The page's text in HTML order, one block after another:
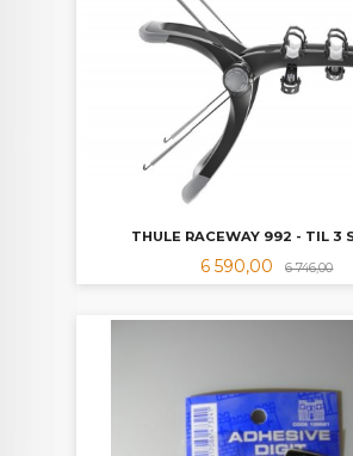
THULE RACEWAY 992 - TIL 3
Tilbud
6 590,00 6 746,00